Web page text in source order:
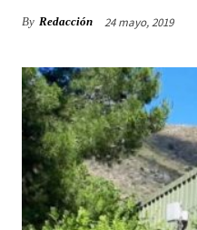
By Redacción 24 mayo, 2019